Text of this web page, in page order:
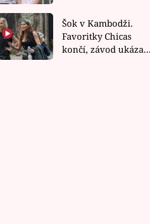
závodu nůž na krku
Šok v Kambodži.
Favoritky Chicas
končí, závod ukázal